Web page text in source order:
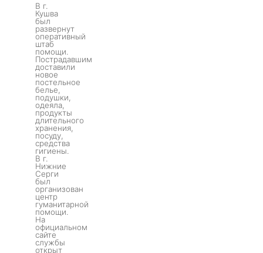
В г.
Кушва
был
развернут
оперативный
штаб
помощи.
Пострадавшим
доставили
новое
постельное
белье,
подушки,
одеяла,
продукты
длительного
хранения,
посуду,
средства
гигиены.
В г.
Нижние
Серги
был
организован
центр
гуманитарной
помощи.
На
официальном
сайте
службы
открыт